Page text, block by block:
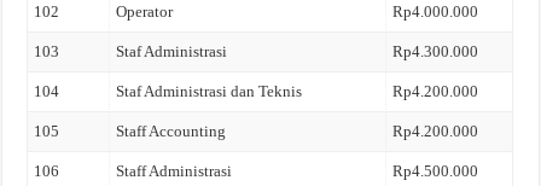
102 Operator Rp4.000.000
103 Staf Administrasi Rp4.300.000
104 Staf Administrasi dan Teknis Rp4.200.000
105 Staff Accounting Rp4.200.000
106 Staff Administrasi Rp4.500.000